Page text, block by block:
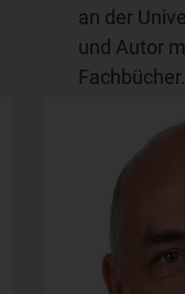
an der
und Autor
Fachbücher.